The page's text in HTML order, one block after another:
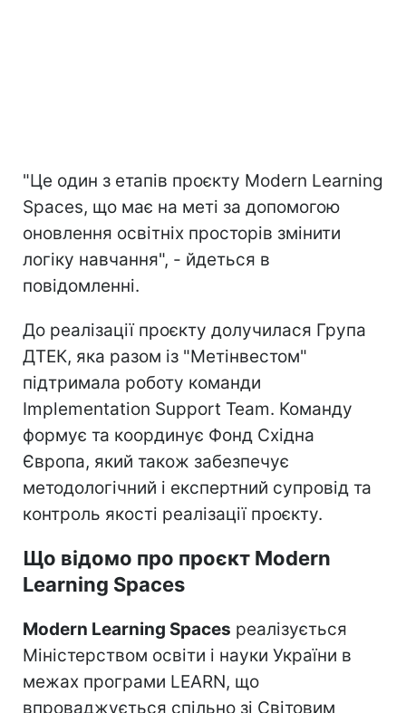
"Це один з етапів проєкту Modern Learning
Spaces, що має на меті за допомогою
оновлення освітніх просторів змінити
логіку навчання", - йдеться в
повідомленні.
До реалізації проєкту долучилася Група
ДТЕК, яка разом із "Метінвестом"
підтримала роботу команди
Implementation Support Team. Команду
формує та координує Фонд Східна
Європа, який також забезпечує
методологічний і експертний супровід та
контроль якості реалізації проєкту.
Що відомо про проєкт Modern
Learning Spaces
Modern Learning Spaces реалізується
Міністерством освіти і науки України в
межах програми LEARN, що
впроваджується спільно зі Світовим